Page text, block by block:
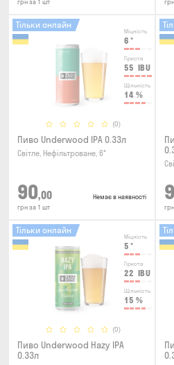
грн за 1 шт
Міцність
6 °
Гіркота
55 IBU
Щільність
14 %
(0)
Тільки онлайн
Пиво Underwood IPA 0.33л
Світле, Нефільтроване, 6°
90,00
грн за 1 шт
Немає в наявності
Міцність
5 °
Гіркота
22 IBU
Щільність
15 %
(0)
Тільки онлайн
Пиво Underwood Hazy IPA
0.33л